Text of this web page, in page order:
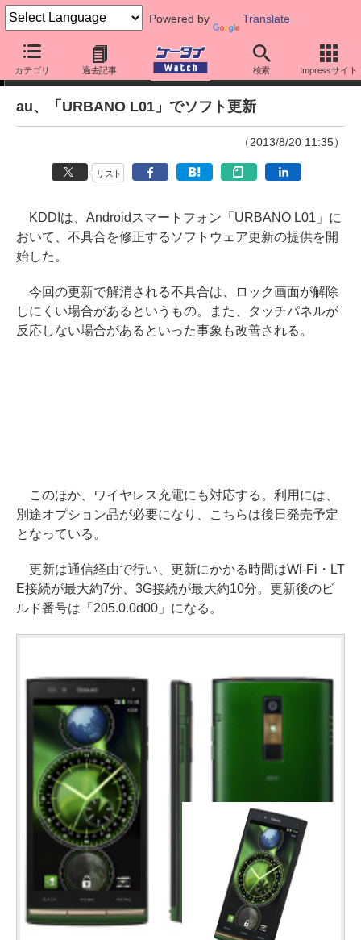
Powered by Translate
カテゴリ 過去記事 検索 Impressサイト
ニュース
au、「URBANO L01」でソフト更新
（2013/8/20 11:35）
リスト
KDDIは、Androidスマートフォン「URBANO L01」に
おいて、不具合を修正するソフトウェア更新の提供を開
始した。
今回の更新で解消される不具合は、ロック画面が解除
しにくい場合があるというもの。また、タッチパネルが
反応しない場合があるといった事象も改善される。
このほか、ワイヤレス充電にも対応する。利用には、
別途オプション品が必要になり、こちらは後日発売予定
となっている。
更新は通信経由で行い、更新にかかる時間はWi-Fi・LT
E接続が最大約7分、3G接続が最大約10分。更新後のビ
ルド番号は「205.0.0d00」になる。